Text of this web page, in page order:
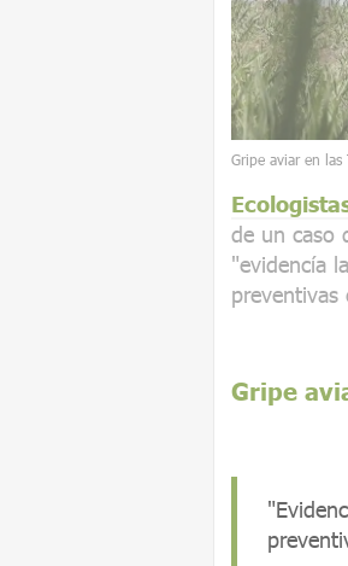
Gripe aviar en las
de un caso
"evidencía
preventivas
Gripe